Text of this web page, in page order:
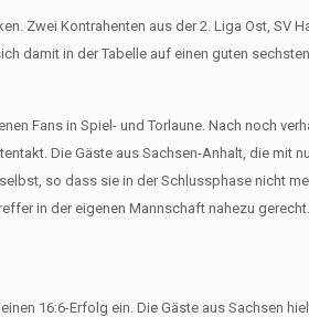
Zwei Kontrahenten aus der 2. Liga Ost, SV
damit in der Tabelle auf einen guten
Fans in Spiel- und Torlaune. Nach noch
Die Gäste aus Sachsen-Anhalt, die mit
so dass sie in der Schlussphase nicht
in der eigenen Mannschaft nahezu
16:6-Erfolg ein. Die Gäste aus Sachsen